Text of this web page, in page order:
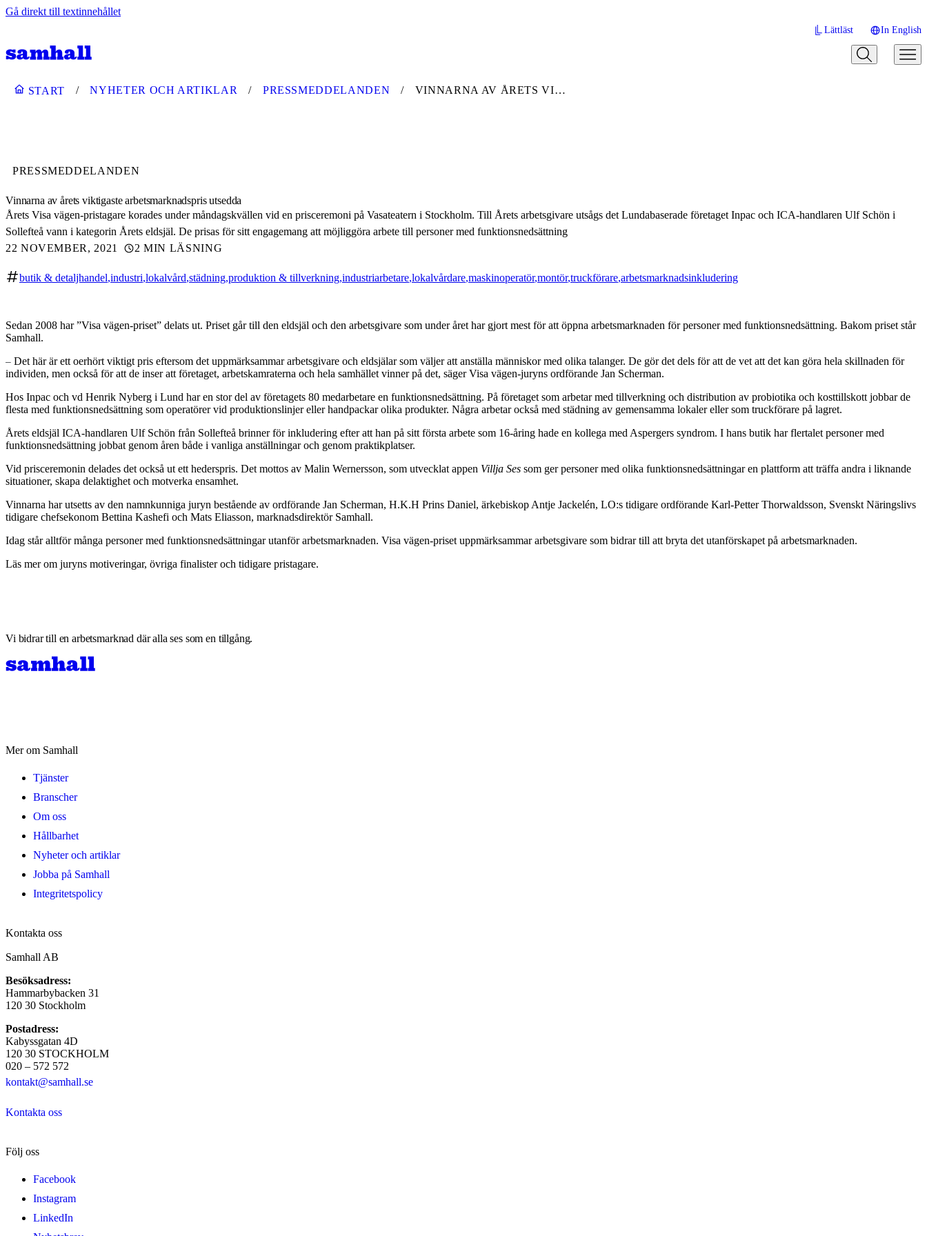
Gå direkt till textinnehållet
Lättläst In English
START NYHETER OCH ARTIKLAR PRESSMEDDELANDEN VINNARNA AV ÅRETS VIKTIGASTE ARBETSMARKNADSPRIS UTSEDDA
PRESSMEDDELANDEN
Vinnarna av årets viktigaste arbetsmarknadspris utsedda
Årets Visa vägen-pristagare korades under måndagskvällen vid en prisceremoni på Vasateatern i Stockholm. Till Årets arbetsgivare utsågs det Lundabaserade företaget Inpac och ICA-handlaren Ulf Schön i
Sollefteå vann i kategorin Årets eldsjäl. De prisas för sitt engagemang att möjliggöra arbete till personer med funktionsnedsättning
22 NOVEMBER, 2021
2 MIN LÄSNING
butik & detaljhandel industri lokalvård städning produktion & tillverkning industriarbetare lokalvårdare maskinoperatör montör truckförare arbetsmarknadsinkludering
Sedan 2008 har ”Visa vägen-priset” delats ut. Priset går till den eldsjäl och den arbetsgivare som under året har gjort mest för att öppna arbetsmarknaden för personer med funktionsnedsättning. Bakom priset står
Samhall.
– Det här är ett oerhört viktigt pris eftersom det uppmärksammar arbetsgivare och eldsjälar som väljer att anställa människor med olika talanger. De gör det dels för att de vet att det kan göra hela skillnaden för
individen, men också för att de inser att företaget, arbetskamraterna och hela samhället vinner på det, säger Visa vägen-juryns ordförande Jan Scherman.
Hos Inpac och vd Henrik Nyberg i Lund har en stor del av företagets 80 medarbetare en funktionsnedsättning. På företaget som arbetar med tillverkning och distribution av probiotika och kosttillskott jobbar de
flesta med funktionsnedsättning som operatörer vid produktionslinjer eller handpackar olika produkter. Några arbetar också med städning av gemensamma lokaler eller som truckförare på lagret.
Årets eldsjäl ICA-handlaren Ulf Schön från Sollefteå brinner för inkludering efter att han på sitt första arbete som 16-åring hade en kollega med Aspergers syndrom. I hans butik har flertalet personer med
funktionsnedsättning jobbat genom åren både i vanliga anställningar och genom praktikplatser.
Vid prisceremonin delades det också ut ett hederspris. Det mottos av Malin Wernersson, som utvecklat appen Villja Ses som ger personer med olika funktionsnedsättningar en plattform att träffa andra i liknande
situationer, skapa delaktighet och motverka ensamhet.
Vinnarna har utsetts av den namnkunniga juryn bestående av ordförande Jan Scherman, H.K.H Prins Daniel, ärkebiskop Antje Jackelén, LO:s tidigare ordförande Karl-Petter Thorwaldsson, Svenskt Näringslivs
tidigare chefsekonom Bettina Kashefi och Mats Eliasson, marknadsdirektör Samhall.
Idag står alltför många personer med funktionsnedsättningar utanför arbetsmarknaden. Visa vägen-priset uppmärksammar arbetsgivare som bidrar till att bryta det utanförskapet på arbetsmarknaden.
Läs mer om juryns motiveringar, övriga finalister och tidigare pristagare.
Vi bidrar till en arbetsmarknad där alla ses som en tillgång.
Mer om Samhall
Tjänster
Branscher
Om oss
Hållbarhet
Nyheter och artiklar
Jobba på Samhall
Integritetspolicy
Kontakta oss
Samhall AB
Besöksadress:
Hammarbybacken 31
120 30 Stockholm
Postadress:
Kabyssgatan 4D
120 30 STOCKHOLM
020 – 572 572
kontakt@samhall.se
Kontakta oss
Följ oss
Facebook
Instagram
LinkedIn